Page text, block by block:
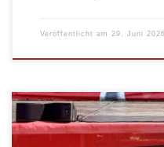
Veröffentlicht am 29. Juni 2026